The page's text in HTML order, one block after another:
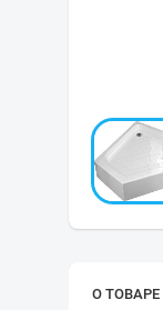
О ТОВАРЕ